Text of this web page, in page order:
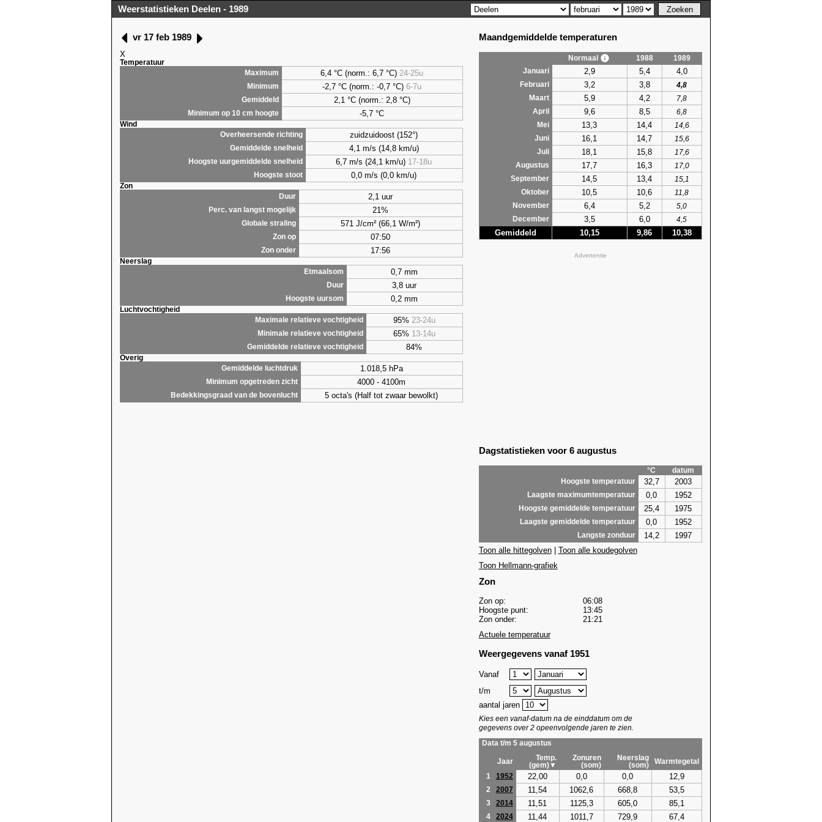
Weerstatistieken Deelen - 1989
vr 17 feb 1989
X
Temperatuur
Maximum
6,4 °C (norm.: 6,7 °C) 24-25u
Minimum -2,7 °C (norm.: -0,7 °C)6-7u
Gemiddeld 2,1 °C (norm.: 2,8 °C)
Minimum op 10 cm hoogte -5,7 °C
Wind
Overheersende richting
zuidzuidoost (152°)
Gemiddelde snelheid 4,1 m/s (14,8 km/u)
Hoogste uurgemiddelde snelheid 6,7 m/s (24,1 km/u) 17-18u
Hoogste stoot 0,0 m/s (0,0 km/u)
Zon
Duur
2,1 uur
Perc. van langst mogelijk 21%
Globale straling 571 J/cm² (66,1 W/m²)
Zon op 07:50
Zon onder 17:56
Neerslag
Etmaalsom
0,7 mm
Duur 3,8 uur
Hoogste uursom 0,2 mm
Luchtvochtigheid
Maximale relatieve vochtigheid
95% 23-24u
Minimale relatieve vochtigheid 65% 13-14u
Gemiddelde relatieve vochtigheid 84%
Overig
Gemiddelde luchtdruk
1.018,5 hPa
Minimum opgetreden zicht 4000 - 4100m
Bedekkingsgraad van de bovenlucht 5 octa's (Half tot zwaar bewolkt)
Maandgemiddelde temperaturen
Normaal 1988
1989
Januari
2,9 5,4 4,0
Februari 3,2 3,8
4,8
Maart
5,9 4,2
7,8
April
9,6 8,5
6,8
Mei
13,3 14,4
14,6
Juni
16,1 14,7
15,6
Juli
18,1 15,8
17,6
Augustus
17,7 16,3
17,0
September
14,5 13,4
15,1
Oktober
10,5 10,6
11,8
November
6,4 5,2
5,0
December
3,5 6,0 4,5
Gemiddeld 10,15 9,86 10,38
Advertentie
Dagstatistieken voor 6 augustus
°C
datum
Hoogste temperatuur
32,7 2003
Laagste maximumtemperatuur 0,0 1952
Hoogste gemiddelde temperatuur 25,4 1975
Laagste gemiddelde temperatuur 0,0 1952
Langste zonduur 14,2
1997
Toon alle hittegolven| Toon alle koudegolven
Toon Hellmann-grafiek
Zon
Zon op:
06:08
Hoogste punt:
13:45
Zon onder:
21:21
Actuele temperatuur
Weergegevens vanaf 1951
Vanaf
t/m
aantal jaren
Kies een vanaf-datum na de einddatum om de
gegevens over 2 opeenvolgende jaren te zien.
Data t/m 5 augustus
Jaar
Temp.
(gem)▼
Zonuren
(som)
Neerslag
(som)
Warmtegetal
1
1952 22,00 0,0 0,0 12,9
2 2007 11,54 1062,6 668,8 53,5
3 2014 11,51 1125,3 605,0 85,1
4 2024 11,44 1011,7 729,9 67,4